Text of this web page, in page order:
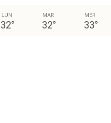
LUN
32°
MAR
32°
MER
33°